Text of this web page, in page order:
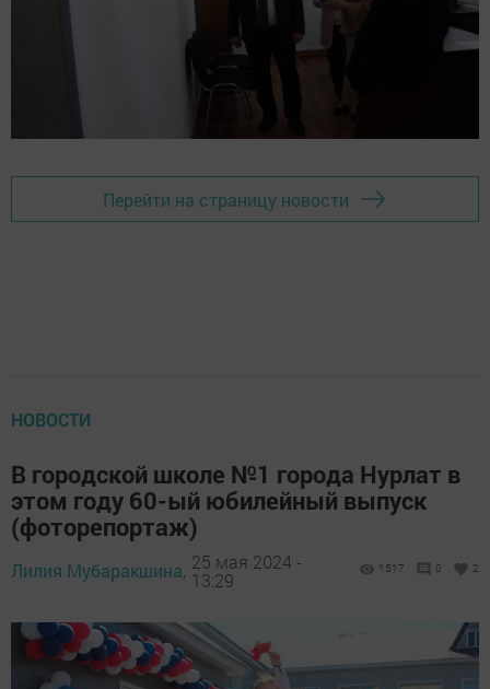
Перейти на страницу новости
НОВОСТИ
В городской школе №1 города Нурлат в
этом году 60-ый юбилейный выпуск
(фоторепортаж)
Лилия Мубаракшина, 25 мая 2024 -
13:29
1517 0 2